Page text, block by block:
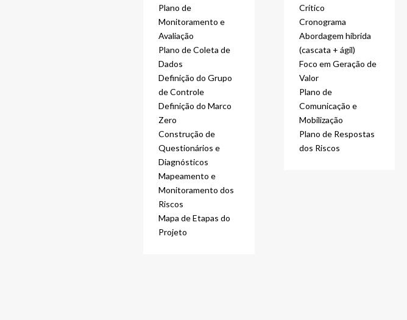
Plano de
Monitoramento e
Avaliação
Plano de Coleta de
Dados
Definição do Grupo
de Controle
Definição do Marco
Zero
Construção de
Questionários e
Diagnósticos
Mapeamento e
Monitoramento dos
Riscos
Mapa de Etapas do
Projeto
Crítico
Cronograma
Abordagem híbrida
(cascata + ágil)
Foco em Geração de
Valor
Plano de
Comunicação e
Mobilização
Plano de Respostas
dos Riscos